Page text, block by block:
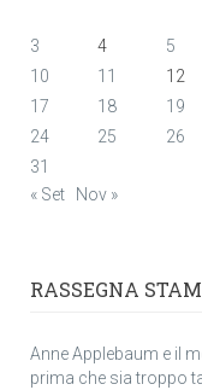
3
4 5
10
11 12
17
18 19
24
25 26
31
« Set
Nov »
RASSEGNA
Anne Applebaum e il
prima che sia troppo